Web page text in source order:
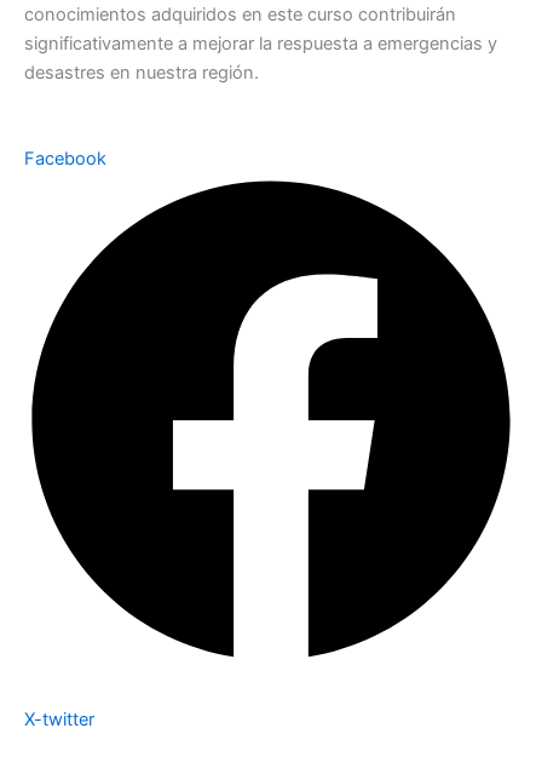
conocimientos adquiridos en este curso contribuirán
significativamente a mejorar la respuesta a emergencias y
desastres en nuestra región.
Facebook
X-twitter